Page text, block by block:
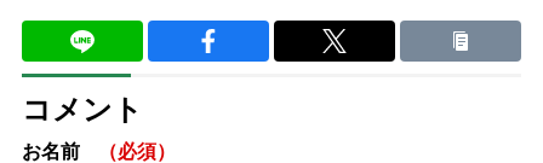
コメント
お名前 （必須）